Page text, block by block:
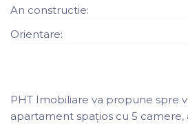
An constructie:
Orientare:
PHT Imobiliare va propune spre
apartament spațios cu 5 camere,